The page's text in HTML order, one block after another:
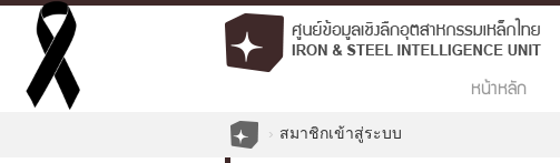
หน้าหลัก
สมาชิกเข้าสู่ระบบ